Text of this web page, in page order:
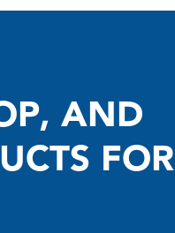
AND
FOR